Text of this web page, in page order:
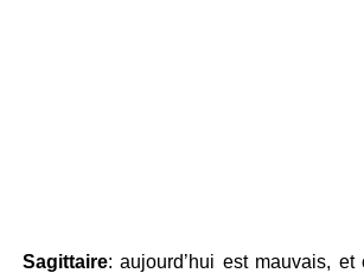
Sagittaire: aujourd’hui est mauvais, et